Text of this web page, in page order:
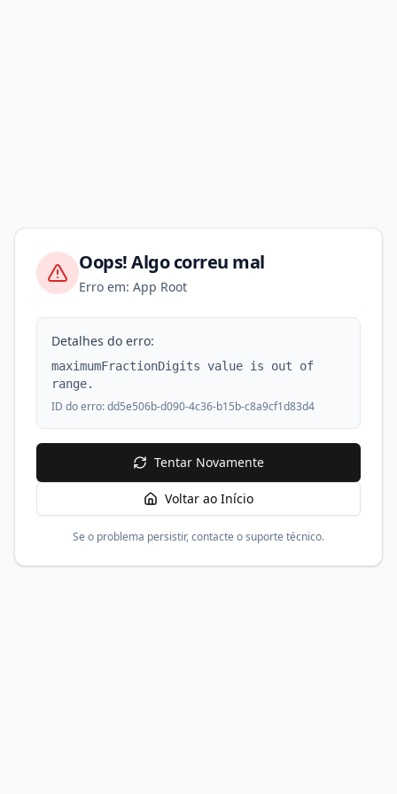
Oops! Algo correu mal
Erro em: App Root
Detalhes do erro:
maximumFractionDigits value is out of
range.
ID do erro:dd5e506b-d090-4c36-b15b-c8a9cf1d83d4
Tentar Novamente
Voltar ao Início
Se o problema persistir, contacte o suporte técnico.